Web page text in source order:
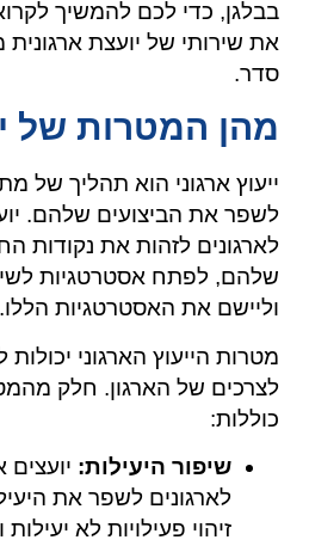
בבלגן, כדי לכם להמשיך
את שירותי של יועצת
סדר.
מהן המטרות של
ייעוץ ארגוני הוא תהליך של
לשפר את הביצועים שלהם.
לארגונים לזהות את נקודות
שלהם, לפתח אסטרטגיות
וליישם את האסטרטגיות הללו.
מטרות הייעוץ הארגוני
לצרכים של הארגון. חלק
כוללות:
שיפור היעילות: יועצים
לארגונים לשפר את
זיהוי פעילויות לא